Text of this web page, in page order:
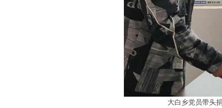
大白乡党员带头